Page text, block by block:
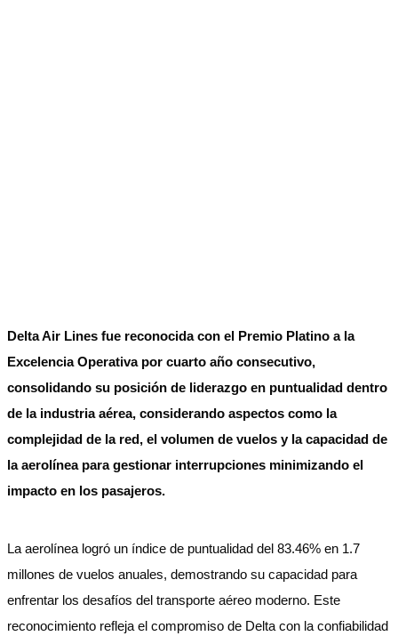
Delta Air Lines fue reconocida con el Premio Platino a la
Excelencia Operativa por cuarto año consecutivo,
consolidando su posición de liderazgo en puntualidad dentro
de la industria aérea, considerando aspectos como la
complejidad de la red, el volumen de vuelos y la capacidad de
la aerolínea para gestionar interrupciones minimizando el
impacto en los pasajeros.
La aerolínea logró un índice de puntualidad del 83.46% en 1.7
millones de vuelos anuales, demostrando su capacidad para
enfrentar los desafíos del transporte aéreo moderno. Este
reconocimiento refleja el compromiso de Delta con la confiabilidad